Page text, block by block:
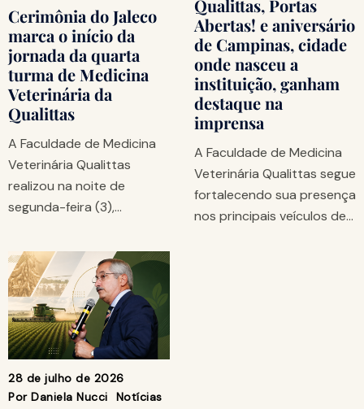
Cerimônia do Jaleco
marca o início da
jornada da quarta
turma de Medicina
Veterinária da
Qualittas
A Faculdade de Medicina
Veterinária Qualittas
realizou na noite de
segunda-feira (3),…
Qualittas, Portas
Abertas! e aniversário
de Campinas, cidade
onde nasceu a
instituição, ganham
destaque na
imprensa
A Faculdade de Medicina
Veterinária Qualittas segue
fortalecendo sua presença
nos principais veículos de…
28 de julho de 2026
Por Daniela Nucci Notícias